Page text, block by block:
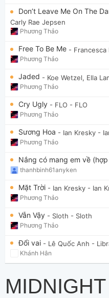
Don’t Leave Me On The
Carly Rae Jepsen
Phương Thảo
Free To Be Me - Francesca
Phương Thảo
Jaded - Koe Wetzel, Ella
Phương Thảo
Cry Ugly - FLO - FLO
Phương Thảo
Sương Hoa - Ian Kresky -
Phương Thảo
Nắng có mang em về
thanhbinh61anyken
Mặt Trời - Ian Kresky - Ian
Phương Thảo
Vẫn Vậy - Sloth - Sloth
Phương Thảo
Đổi vai - Lê Quốc Anh -
Khánh Hân